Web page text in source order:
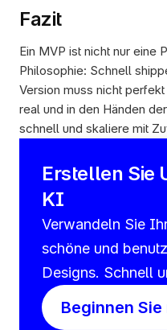
Fazit
Ein MVP ist nicht nur eine
Philosophie: Schnell
Version muss nicht
real und in den Händen
schnell und skaliere mit
Erstellen Sie
KI
Verwandeln Sie
schöne und
Designs. Schnell
Beginnen